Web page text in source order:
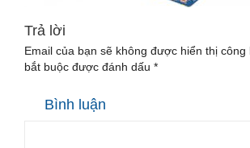
Trả lời
Email của bạn sẽ không được hiển thị công
bắt buộc được đánh dấu *
Bình luận